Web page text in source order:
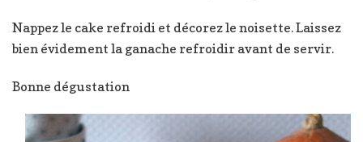
Nappez le cake refroidi et décorez le noisette. Laissez
bien évidement la ganache refroidir avant de servir.
Bonne dégustation